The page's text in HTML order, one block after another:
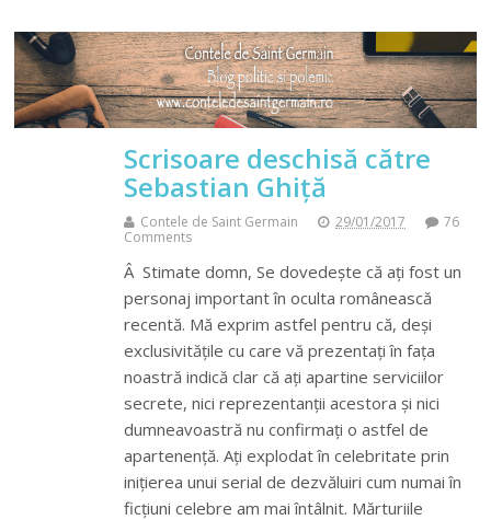
Scrisoare deschisă către
Sebastian Ghiță
Contele de Saint Germain 29/01/2017
76
Comments
Â Stimate domn, Se dovedește că ați fost un
personaj important în oculta românească
recentă. Mă exprim astfel pentru că, deși
exclusivitățile cu care vă prezentați în fața
noastră indică clar că ați apartine serviciilor
secrete, nici reprezentanții acestora și nici
dumneavoastră nu confirmați o astfel de
apartenență. Ați explodat în celebritate prin
inițierea unui serial de dezvăluiri cum numai în
ficțiuni celebre am mai întâlnit. Mărturiile